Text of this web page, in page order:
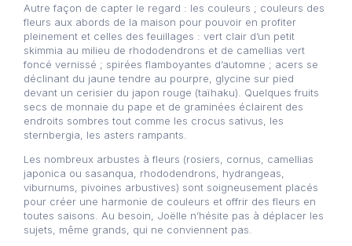
Autre façon de capter le regard : les couleurs ; couleurs des
fleurs aux abords de la maison pour pouvoir en profiter
pleinement et celles des feuillages : vert clair d’un petit
skimmia au milieu de rhododendrons et de camellias vert
foncé vernissé ; spirées flamboyantes d’automne ; acers se
déclinant du jaune tendre au pourpre, glycine sur pied
devant un cerisier du japon rouge (taïhaku). Quelques fruits
secs de monnaie du pape et de graminées éclairent des
endroits sombres tout comme les crocus sativus, les
sternbergia, les asters rampants.
Les nombreux arbustes à fleurs (rosiers, cornus, camellias
japonica ou sasanqua, rhododendrons, hydrangeas,
viburnums, pivoines arbustives) sont soigneusement placés
pour créer une harmonie de couleurs et offrir des fleurs en
toutes saisons. Au besoin, Joëlle n’hésite pas à déplacer les
sujets, même grands, qui ne conviennent pas.